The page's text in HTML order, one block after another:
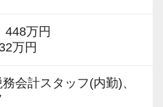
由は？
る点に魅力を感じ、入
448万円
万円
会計スタッフ(内勤)、